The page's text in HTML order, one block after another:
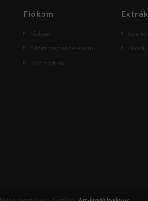
Fiókom
Fiókom
Eddigi megrendeléseim
Kívánságlista
Extrák
Gyártók
Akciók
Minden jog fenttartva. Készíttette: Kecskeméti Irodaszer